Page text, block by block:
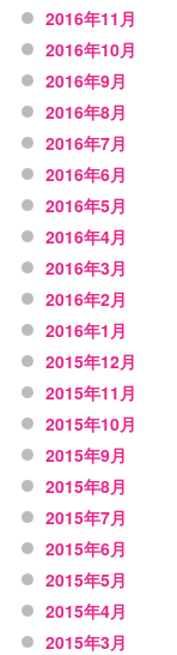
2016年11月
2016年10月
2016年9月
2016年8月
2016年7月
2016年6月
2016年5月
2016年4月
2016年3月
2016年2月
2016年1月
2015年12月
2015年11月
2015年10月
2015年9月
2015年8月
2015年7月
2015年6月
2015年5月
2015年4月
2015年3月